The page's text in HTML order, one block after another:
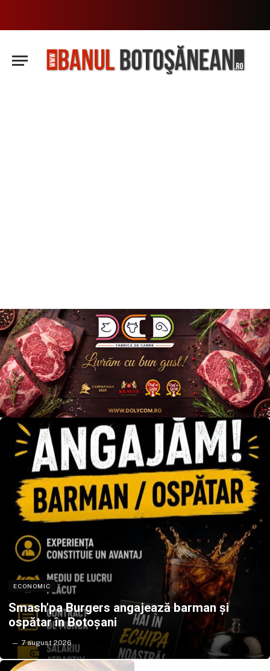
ECONOMIC
Smash’pa Burgers angajează barman și
ospătar în Botoșani
7 august 2026